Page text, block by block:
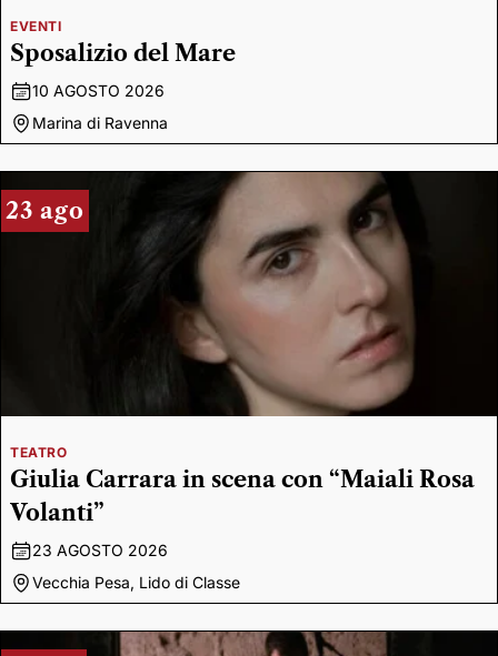
EVENTI
Sposalizio del Mare
10 AGOSTO 2026
Marina di Ravenna
23 ago
TEATRO
Giulia Carrara in scena con “Maiali Rosa
Volanti”
23 AGOSTO 2026
Vecchia Pesa, Lido di Classe